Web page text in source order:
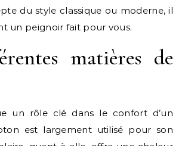
du style classique ou moderne, il
un peignoir fait pour vous.
matières de
un rôle clé dans le confort d’un
est largement utilisé pour son